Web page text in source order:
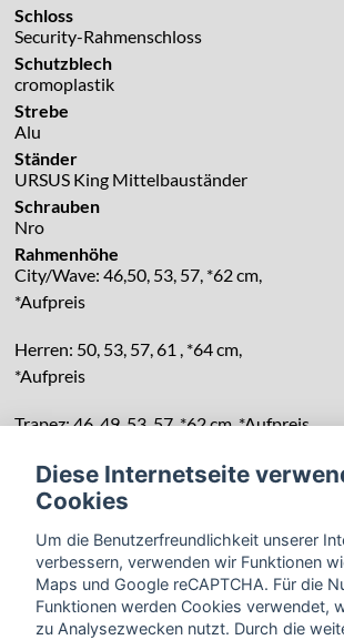
Schloss
Security-Rahmenschloss
Schutzblech
cromoplastik
Strebe
Alu
Ständer
URSUS King Mittelbauständer
Schrauben
Nro
Rahmenhöhe
City/Wave: 46,50, 53, 57, *62 cm,
*Aufpreis
Herren: 50, 53, 57, 61 , *64 cm,
*Aufpreis
Trapez: 46, 49, 53, 57, *62 cm, *Aufpreis
Diese Internetseite
Cookies
Um die Benutzerfreundlichkeit unserer
verbessern, verwenden wir Funktionen
Maps und Google reCAPTCHA. Für die
Funktionen werden Cookies verwendet,
zu Analysezwecken nutzt. Durch die